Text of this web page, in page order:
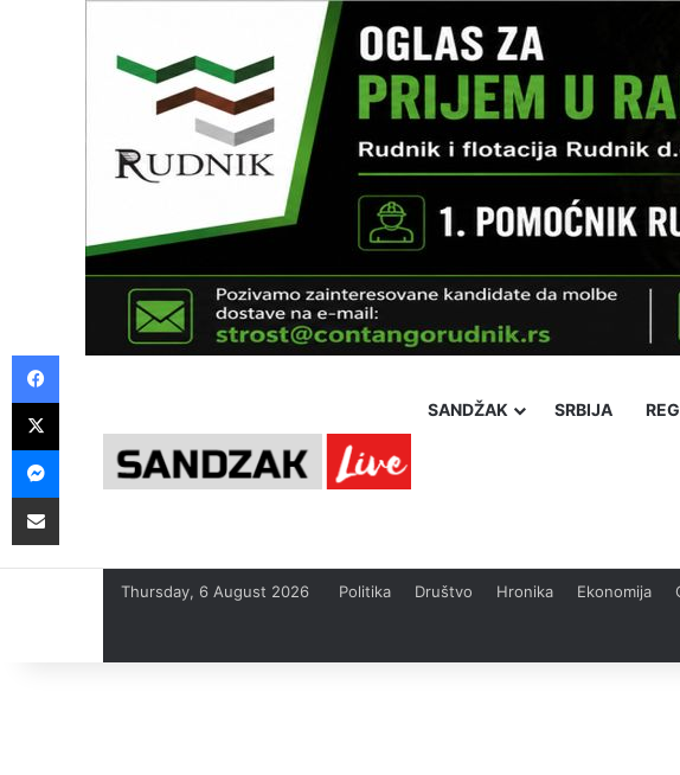
SANDŽAK SRBIJA
Thursday, 6 August 2026 Politika Društvo Hronika Ekonomija
Facebook
X
Messenger
Pošalji preko E-Maila